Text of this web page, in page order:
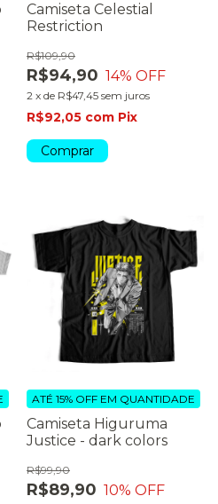
Camiseta Celestial
Restriction
R$94,90
R$109,90
14% OFF
2 x de R$47,45 sem juros
R$92,05 com Pix
Comprar
Camiseta Higuruma
Justice - dark colors
R$89,90
R$99,90
10% OFF
ATÉ 15% OFF EM QUANTIDADE